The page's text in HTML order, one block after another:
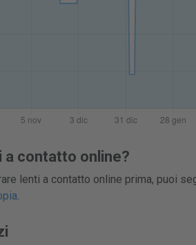
a contatto online?
lenti a contatto online prima, puoi
.